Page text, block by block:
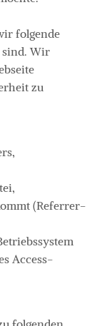
folgende
sind. Wir
zu
(Referrer-
Access-